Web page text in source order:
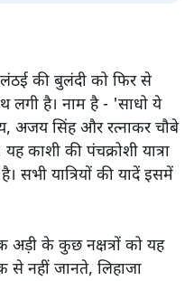
की बुलंदी को फिर से
लगी है। नाम है - 'साधो ये
अजय सिंह और रत्नाकर चौबे
काशी की पंचक्रोशी यात्रा
सभी यात्रियों की यादें इसमें
के कुछ नक्षत्रों को यह
से नहीं जानते, लिहाजा